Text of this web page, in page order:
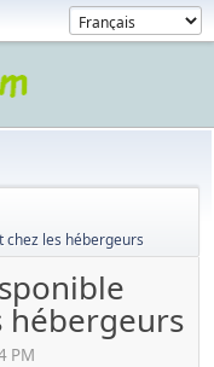
chez les hébergeurs
hébergeurs
PM